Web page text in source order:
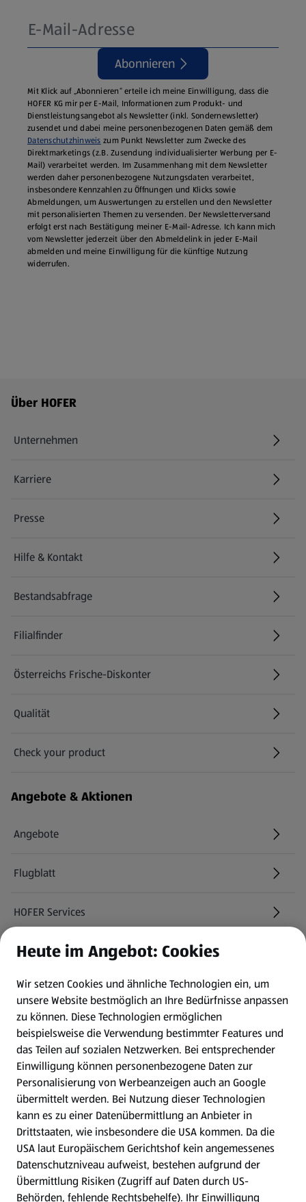
Abonnieren
Mit Klick auf „Abonnieren“ erteile ich meine Einwilligung, dass die
HOFER KG mir per E-Mail, Informationen zum Produkt- und
Dienstleistungsangebot als Newsletter (inkl. Sondernewsletter)
zusendet und dabei meine personenbezogenen Daten gemäß dem
Datenschutzhinweis zum Punkt Newsletter zum Zwecke des
Direktmarketings (z.B. Zusendung individualisierter Werbung per E-
Mail) verarbeitet werden. Im Zusammenhang mit dem Newsletter
werden daher personenbezogene Nutzungsdaten verarbeitet,
insbesondere Kennzahlen zu Öffnungen und Klicks sowie
Abmeldungen, um Auswertungen zu erstellen und den Newsletter
mit personalisierten Themen zu versenden. Der Newsletterversand
erfolgt erst nach Bestätigung meiner E-Mail-Adresse. Ich kann mich
vom Newsletter jederzeit über den Abmeldelink in jeder E‑Mail
abmelden und meine Einwilligung für die künftige Nutzung
widerrufen.
Fußzeilenmenü - weitere Links
Über HOFER
Unternehmen
Karriere
(öffnet in einem neuen Tab)
Presse
Hilfe & Kontakt
(öffnet in einem neuen Tab)
Bestandsabfrage
(öffnet in einem neuen Tab)
Filialfinder
Österreichs Frische-Diskonter
Qualität
Check your product
(öffnet in einem neuen Tab)
Angebote & Aktionen
Angebote
Flugblatt
HOFER Services
Newsletter
WhatsApp
Gewinnspiele
Mein HOFER. Meine Einkäufe.
Meine Meinung. Mein HOFER.
Gutscheingroßbestellung
(öffnet in einem neuen Tab)
Folge uns hier:
Heute im Angebot: Cookies
Wir setzen Cookies und ähnliche Technologien ein, um
unsere Website bestmöglich an Ihre Bedürfnisse anpassen
zu können. Diese Technologien ermöglichen
beispielsweise die Verwendung bestimmter Features und
das Teilen auf sozialen Netzwerken. Bei entsprechender
Einwilligung können personenbezogene Daten zur
Personalisierung von Werbeanzeigen auch an Google
übermittelt werden. Bei Nutzung dieser Technologien
kann es zu einer Datenübermittlung an Anbieter in
Drittstaaten, wie insbesondere die USA kommen. Da die
USA laut Europäischem Gerichtshof kein angemessenes
Datenschutzniveau aufweist, bestehen aufgrund der
Übermittlung Risiken (Zugriff auf Daten durch US-
Behörden, fehlende Rechtsbehelfe). Ihr Einwilligung